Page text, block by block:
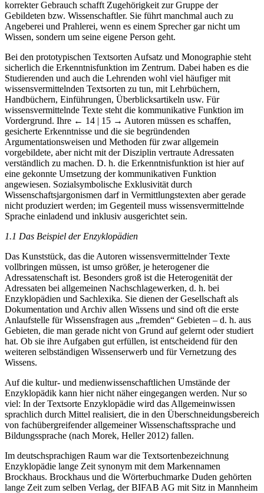
korrekter Gebrauch schafft Zugehörigkeit zur Gruppe der
Gebildeten bzw. Wissenschaftler. Sie führt manchmal auch zu
Angeberei und Prahlerei, wenn es einem Sprecher gar nicht um
Wissen, sondern um seine eigene Person geht.
Bei den prototypischen Textsorten Aufsatz und Monographie steht
sicherlich die Erkenntnisfunktion im Zentrum. Dabei haben es die
Studierenden und auch die Lehrenden wohl viel häufiger mit
wissensvermittelnden Textsorten zu tun, mit Lehrbüchern,
Handbüchern, Einführungen, Überblicksartikeln usw. Für
wissensvermittelnde Texte steht die kommunikative Funktion im
Vordergrund. Ihre ← 14 | 15 → Autoren müssen es schaffen,
gesicherte Erkenntnisse und die sie begründenden
Argumentationsweisen und Methoden für zwar allgemein
vorgebildete, aber nicht mit der Disziplin vertraute Adressaten
verständlich zu machen. D. h. die Erkenntnisfunktion ist hier auf
eine gekonnte Umsetzung der kommunikativen Funktion
angewiesen. Sozialsymbolische Exklusivität durch
Wissenschaftsjargonismen darf in Vermittlungstexten aber gerade
nicht produziert werden; im Gegenteil muss wissensvermittelnde
Sprache einladend und inklusiv ausgerichtet sein.
1.1 Das Beispiel der Enzyklopädien
Das Kunststück, das die Autoren wissensvermittelnder Texte
vollbringen müssen, ist umso größer, je heterogener die
Adressatenschaft ist. Besonders groß ist die Heterogenität der
Adressaten bei allgemeinen Nachschlagewerken, d. h. bei
Enzyklopädien und Sachlexika. Sie dienen der Gesellschaft als
Dokumentation und Archiv allen Wissens und sind oft die erste
Anlaufstelle für Wissensfragen aus „fremden“ Gebieten – d. h. aus
Gebieten, die man gerade nicht von Grund auf gelernt oder studiert
hat. Ob sie ihre Aufgaben gut erfüllen, ist entscheidend für den
weiteren selbständigen Wissenserwerb und für Vernetzung des
Wissens.
Auf die kultur- und medienwissenschaftlichen Umstände der
Enzyklopädik kann hier nicht näher eingegangen werden. Nur so
viel: In der Textsorte Enzyklopädie wird das Allgemeinwissen
sprachlich durch Mittel realisiert, die in den Überschneidungsbereich
von fachübergreifender allgemeiner Wissenschaftssprache und
Bildungssprache (nach Morek, Heller 2012) fallen.
Im deutschsprachigen Raum war die Textsortenbezeichnung
Enzyklopädie lange Zeit synonym mit dem Markennamen
Brockhaus. Brockhaus und die Wörterbuchmarke Duden gehörten
lange Zeit zum selben Verlag, der BIFAB AG mit Sitz in Mannheim